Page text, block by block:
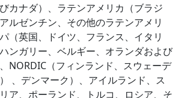
カナダ）、ラテンアメリカ（ブラジ
ルゼンチン、その他のラテンアメリ
（英国、ドイツ、フランス、イタリ
ンガリー、ベルギー、オランダおよび
NORDIC（フィンランド、スウェーデ
、デンマーク）、アイルランド、ス
ア、ポーランド、トルコ、ロシア、そ